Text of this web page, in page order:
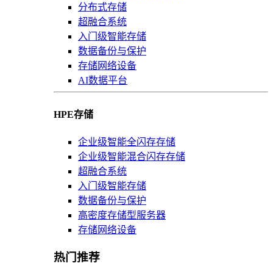
分布式存储
超融合系统
入门级智能存储
数据备份与保护
存储网络设备
AI数据平台
HPE存储
企业级智能全闪存存储
企业级智能混合闪存存储
超融合系统
入门级智能存储
数据备份与保护
高密度存储型服务器
存储网络设备
热门推荐